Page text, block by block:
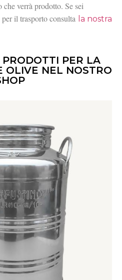
verrà prodotto. Se sei
il trasporto consulta la nostra
PER LA
OLIVE NEL NOSTRO